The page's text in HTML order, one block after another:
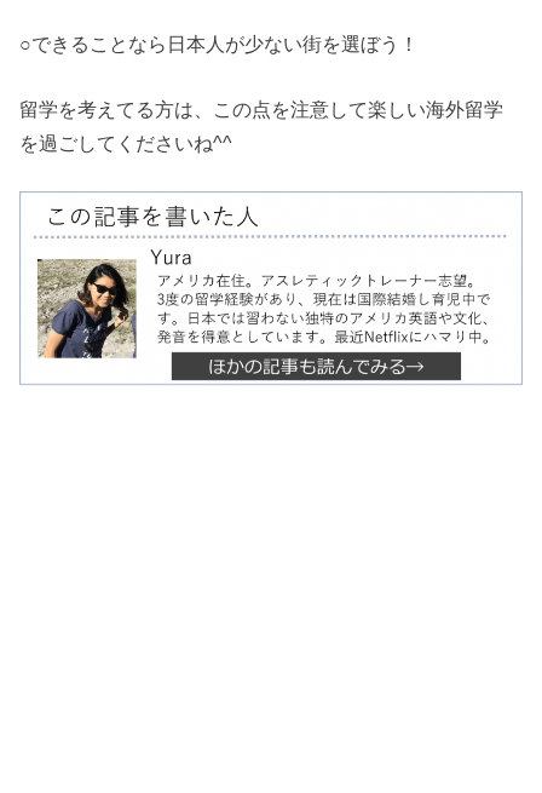
○できることなら日本人が少ない街を選ぼう！
留学を考えてる方は、この点を注意して楽しい海外留学
を過ごしてくださいね^^